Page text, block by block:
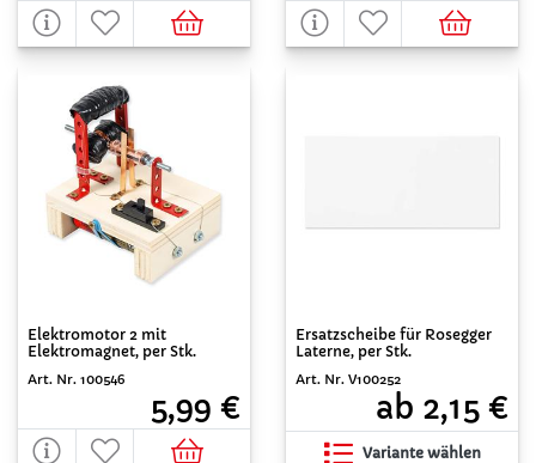
Elektromotor 2 mit
Elektromagnet, per Stk.
Art. Nr. 100546
5,99 €
Ersatzscheibe für Rosegger
Laterne, per Stk.
Art. Nr. V100252
ab 2,15 €
Variante wählen